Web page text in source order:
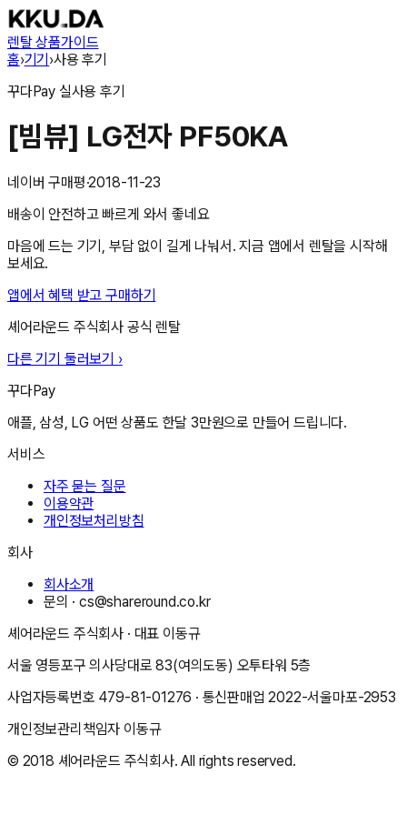
렌탈 상품가이드
홈›기기›사용 후기
꾸다Pay 실사용 후기
[빔뷰] LG전자 PF50KA
네이버 구매평·2018-11-23
배송이 안전하고 빠르게 와서 좋네요
마음에 드는 기기, 부담 없이 길게 나눠서. 지금 앱에서 렌탈을 시작해
보세요.
앱에서 혜택 받고 구매하기
셰어라운드 주식회사 공식 렌탈
다른 기기 둘러보기 ›
꾸다Pay
애플, 삼성, LG 어떤 상품도 한달 3만원으로 만들어 드립니다.
서비스
자주 묻는 질문
이용약관
개인정보처리방침
회사
회사소개
문의 ·cs@shareround.co.kr
셰어라운드 주식회사 · 대표 이동규
서울 영등포구 의사당대로 83(여의도동) 오투타워 5층
사업자등록번호 479-81-01276 · 통신판매업2022-서울마포-2953
개인정보관리책임자 이동규
© 2018 셰어라운드 주식회사. All rights reserved.